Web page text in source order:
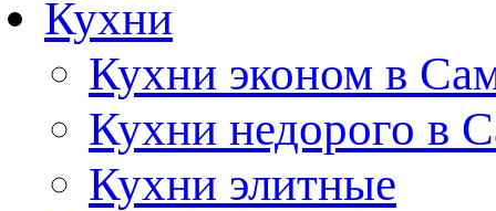
Кухни
Кухни эконом в
Кухни недорого в
Кухни элитные